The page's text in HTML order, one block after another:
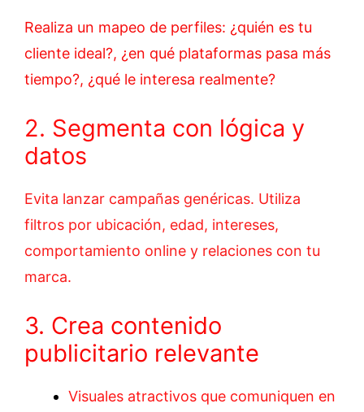
Realiza un mapeo de perfiles: ¿quién es tu
cliente ideal?, ¿en qué plataformas pasa más
tiempo?, ¿qué le interesa realmente?
2. Segmenta con lógica y
datos
Evita lanzar campañas genéricas. Utiliza
filtros por ubicación, edad, intereses,
comportamiento online y relaciones con tu
marca.
3. Crea contenido
publicitario relevante
Visuales atractivos que comuniquen en